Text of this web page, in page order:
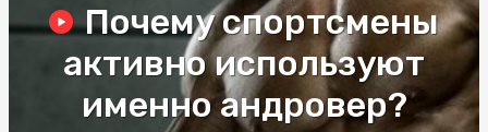
Почему спортсмены
активно используют
именно андровер?